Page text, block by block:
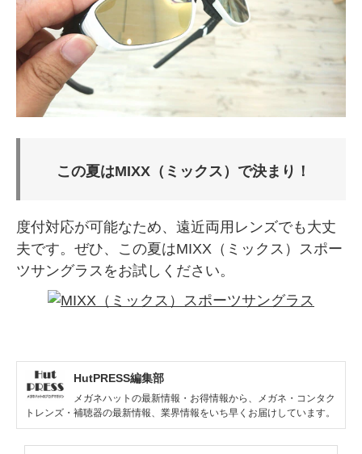
この夏はMIXX（ミックス）で決まり！
度付対応が可能なため、遠近両用レンズでも大丈
夫です。ぜひ、この夏はMIXX（ミックス）スポー
ツサングラスをお試しください。
HutPRESS編集部
メガネハットの最新情報・お得情報から、メガネ・コンタク
トレンズ・補聴器の最新情報、業界情報をいち早くお届けしています。